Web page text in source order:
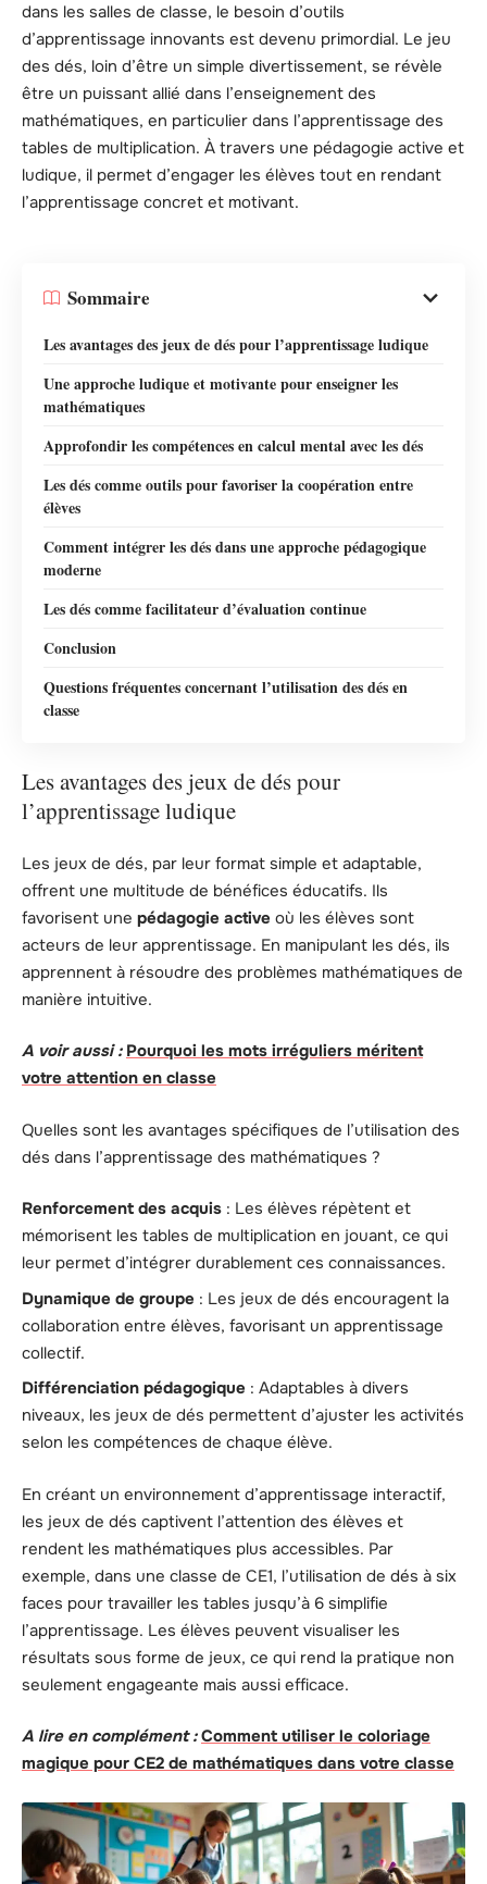
dans les salles de classe, le besoin d’outils
d’apprentissage innovants est devenu primordial. Le jeu
des dés, loin d’être un simple divertissement, se révèle
être un puissant allié dans l’enseignement des
mathématiques, en particulier dans l’apprentissage des
tables de multiplication. À travers une pédagogie active et
ludique, il permet d’engager les élèves tout en rendant
l’apprentissage concret et motivant.
Sommaire
Les avantages des jeux de dés pour l’apprentissage ludique
Une approche ludique et motivante pour enseigner les
mathématiques
Approfondir les compétences en calcul mental avec les dés
Les dés comme outils pour favoriser la coopération entre
élèves
Comment intégrer les dés dans une approche pédagogique
moderne
Les dés comme facilitateur d’évaluation continue
Conclusion
Questions fréquentes concernant l’utilisation des dés en
classe
Les avantages des jeux de dés pour
l’apprentissage ludique
Les jeux de dés, par leur format simple et adaptable,
offrent une multitude de bénéfices éducatifs. Ils
favorisent une pédagogie active où les élèves sont
acteurs de leur apprentissage. En manipulant les dés, ils
apprennent à résoudre des problèmes mathématiques de
manière intuitive.
A voir aussi : Pourquoi les mots irréguliers méritent
votre attention en classe
Quelles sont les avantages spécifiques de l’utilisation des
dés dans l’apprentissage des mathématiques ?
Renforcement des acquis : Les élèves répètent et
mémorisent les tables de multiplication en jouant, ce qui
leur permet d’intégrer durablement ces connaissances.
Dynamique de groupe : Les jeux de dés encouragent la
collaboration entre élèves, favorisant un apprentissage
collectif.
Différenciation pédagogique : Adaptables à divers
niveaux, les jeux de dés permettent d’ajuster les activités
selon les compétences de chaque élève.
En créant un environnement d’apprentissage interactif,
les jeux de dés captivent l’attention des élèves et
rendent les mathématiques plus accessibles. Par
exemple, dans une classe de CE1, l’utilisation de dés à six
faces pour travailler les tables jusqu’à 6 simplifie
l’apprentissage. Les élèves peuvent visualiser les
résultats sous forme de jeux, ce qui rend la pratique non
seulement engageante mais aussi efficace.
A lire en complément : Comment utiliser le coloriage
magique pour CE2 de mathématiques dans votre classe